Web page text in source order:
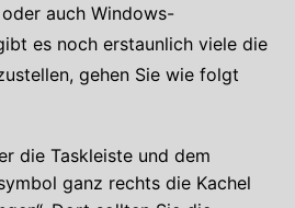
auch Windows-
es noch erstaunlich viele die
gehen Sie wie folgt
die Taskleiste und dem
ganz rechts die Kachel